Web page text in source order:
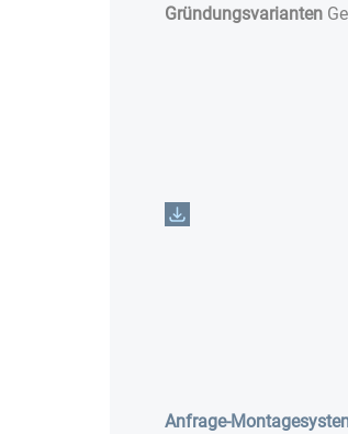
Gründungsvarianten
Anfrage-